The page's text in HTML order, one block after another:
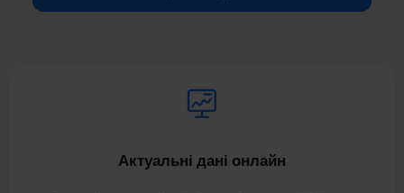
Актуальні дані онлайн